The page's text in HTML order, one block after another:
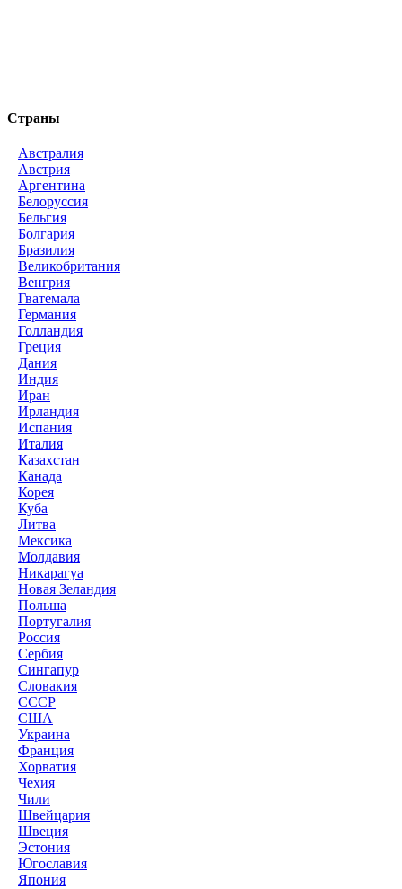
Страны
Австралия
Австрия
Аргентина
Белоруссия
Бельгия
Болгария
Бразилия
Великобритания
Венгрия
Гватемала
Германия
Голландия
Греция
Дания
Индия
Иран
Ирландия
Испания
Италия
Казахстан
Канада
Корея
Куба
Литва
Мексика
Молдавия
Никарагуа
Новая Зеландия
Польша
Португалия
Россия
Сербия
Сингапур
Словакия
СССР
США
Украина
Франция
Хорватия
Чехия
Чили
Швейцария
Швеция
Эстония
Югославия
Япония